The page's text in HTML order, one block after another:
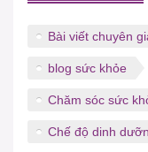
Bài viết chuyên
blog sức khỏe
Chăm sóc sức
Chế độ dinh